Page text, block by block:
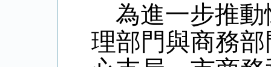
為進一步推動
理部門與商務